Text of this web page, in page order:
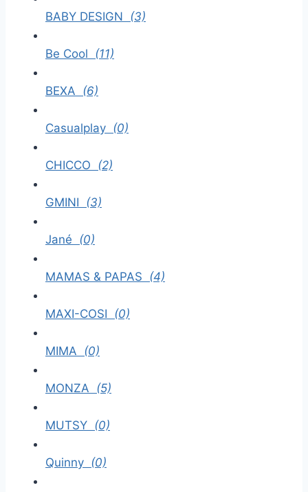
BABY DESIGN (3)
Be Cool (11)
BEXA (6)
Casualplay (0)
CHICCO (2)
GMINI (3)
Jané (0)
MAMAS & PAPAS (4)
MAXI-COSI (0)
MIMA (0)
MONZA (5)
MUTSY (0)
Quinny (0)